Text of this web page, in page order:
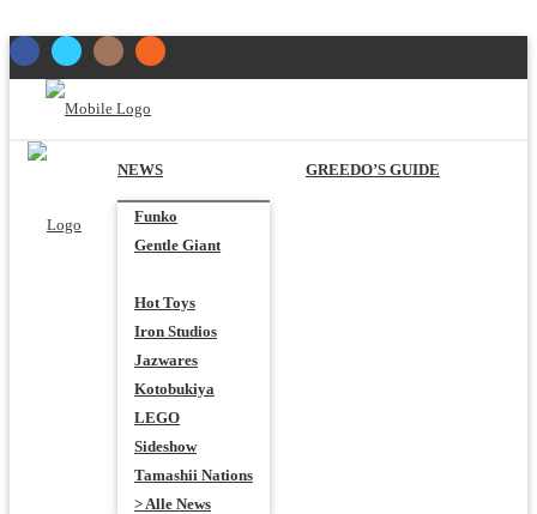
NEWS
Funko
Gentle Giant
Hot Toys
Iron Studios
Jazwares
Kotobukiya
LEGO
Sideshow
Tamashii Nations
> Alle News
GREEDO’S GUIDE